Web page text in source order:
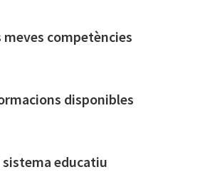
competències
disponibles
educatiu